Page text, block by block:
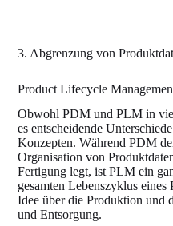
3. Abgrenzung von
Product Lifecycle
Obwohl PDM und PLM in
es entscheidende
Konzepten. Während PDM
Organisation von
Fertigung legt, ist PLM ein
gesamten Lebenszyklus eines
Idee über die Produktion und
und Entsorgung.